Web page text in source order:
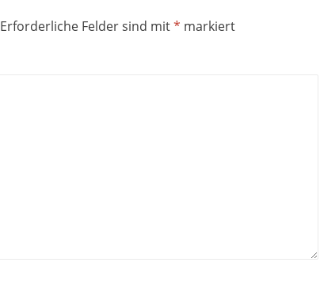
Erforderliche Felder sind mit* markiert